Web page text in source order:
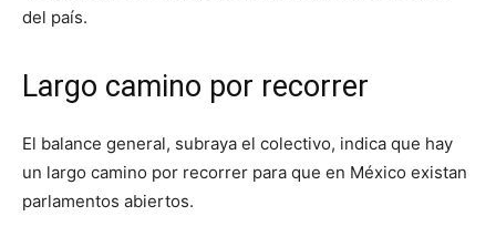
del país.
Largo camino por recorrer
El balance general, subraya el colectivo, indica que hay
un largo camino por recorrer para que en México existan
parlamentos abiertos.